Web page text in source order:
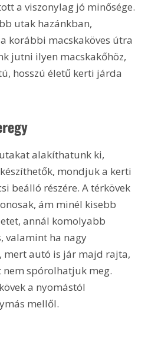
a viszonylag jó minősége.
utak hazánkban,
korábbi macskaköves útra
jutni ilyen macskakőhöz,
hosszú életű kerti járda
alakíthatunk ki,
mondjuk a kerti
beálló részére. A térkövek
ám minél kisebb
annál komolyabb
valamint ha nagy
mert autó is jár majd rajta,
nem spórolhatjuk meg.
a nyomástól
mellől.